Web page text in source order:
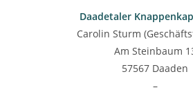
Daadetaler
Carolin Sturm
Am Steinbaum
57567 Daaden
–